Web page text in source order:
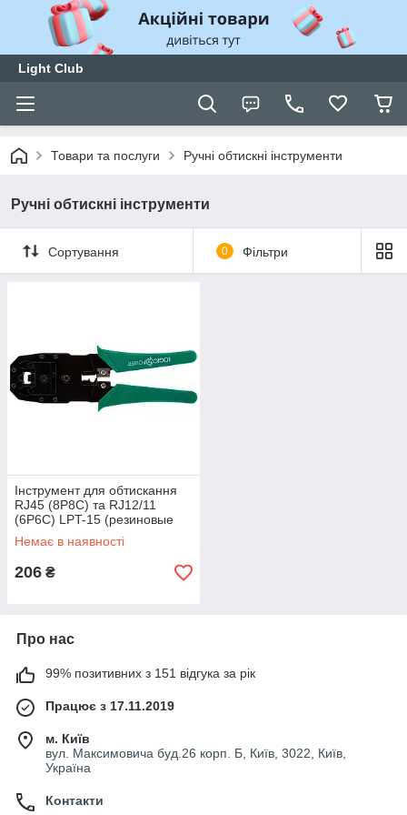
Light Club
Товари та послуги Ручні обтискні інструменти
Ручні обтискні інструменти
Сортування 0 Фільтри
Інструмент для обтискання
RJ45 (8P8C) та RJ12/11
(6P6C) LPT-15 (резиновые
ручки)
Немає в наявності
206 ₴
Про нас
99% позитивних з 151 відгука за рік
Працює з 17.11.2019
м. Київ
вул. Максимовича буд.26 корп. Б, Київ, 3022, Київ,
Україна
Контакти